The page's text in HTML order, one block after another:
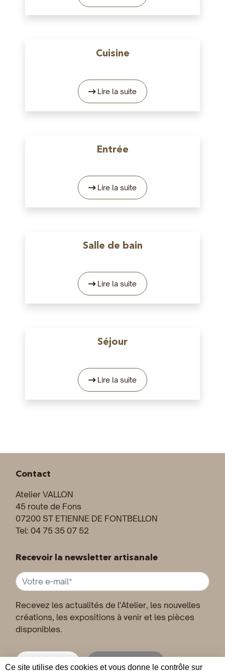
Cuisine
Lire la suite
Entrée
Lire la suite
Salle de bain
Lire la suite
Séjour
Lire la suite
Contact
Atelier VALLON
45 route de Fons
07200 ST ETIENNE DE FONTBELLON
Tel: 04 75 35 07 52
Recevoir la newsletter artisanale
Recevez les actualités de l'Atelier, les nouvelles
créations, les expositions à venir et les pièces
disponibles.
Inscription Désinscription
Ce site utilise des cookies et vous donne le contrôle sur